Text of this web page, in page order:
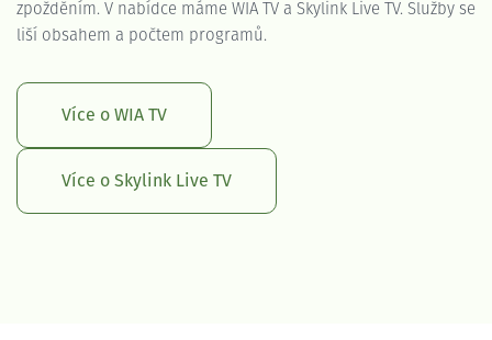
zpožděním. V nabídce máme WIA TV a Skylink Live TV. Služby se
liší obsahem a počtem programů.
Více o WIA TV
Více o Skylink Live TV